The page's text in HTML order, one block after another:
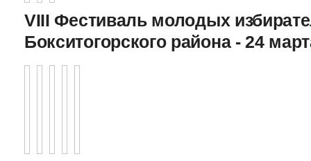
VIII Фестиваль молодых
Бокситогорского района - 24